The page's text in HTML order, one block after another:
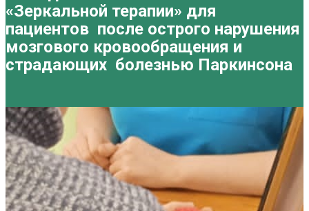
«Зеркальной терапии» для
пациентов после острого нарушения
мозгового кровообращения и
страдающих болезнью Паркинсона